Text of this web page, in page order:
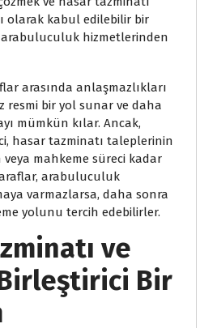
olarak kabul edilebilir bir
arabuluculuk hizmetlerinden
arasında anlaşmazlıkları
resmi bir yol sunar ve daha
mümkün kılar. Ancak,
hasar tazminatı taleplerinin
mahkeme süreci kadar
arabuluculuk
varmazlarsa, daha sonra
yolunu tercih edebilirler.
ve
Bir